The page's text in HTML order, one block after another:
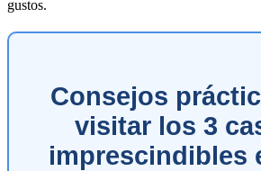
gustos.
Consejos
visitar los 3
imprescindibles